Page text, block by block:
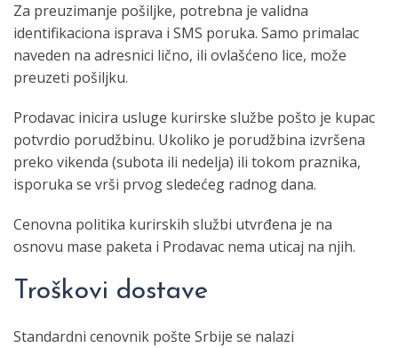
Za preuzimanje pošiljke, potrebna je validna
identifikaciona isprava i SMS porukа. Samo primalac
naveden na adresnici lično, ili ovlašćeno lice, može
preuzeti pošiljku.
Prodavac inicira usluge kurirske službe pošto je kupac
potvrdio porudžbinu. Ukoliko je porudžbina izvršena
preko vikenda (subota ili nedelja) ili tokom praznika,
isporuka se vrši prvog sledećeg radnog dana.
Cenovna politika kurirskih službi utvrđena je na
osnovu mase paketa i Prodavac nema uticaj na njih.
Troškovi dostave
Standardni cenovnik pošte Srbije se nalazi